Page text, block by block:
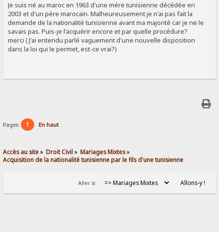
Je suis né au maroc en 1963 d'une mére tunisienne décédée en
2003 et d'un père marocain. Malheureusement je n'ai pas fait la
demande de la nationalité tunisienne avant ma majorité car je ne le
savais pas. Puis-je l'acquérir encore et par quelle procédure?
merci ( J'ai entendu parlé vaguement d'une nouvelle disposition
dans la loi qui le permet, est-ce vrai?)
Pages: 1 En haut
Accès au site» Droit Civil» Mariages Mixtes»
Acquisition de la nationalité tunisienne par le fils d'une tunisienne
Aller à: